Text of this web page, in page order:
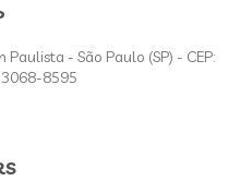
- São Paulo (SP) - CEP:
8595